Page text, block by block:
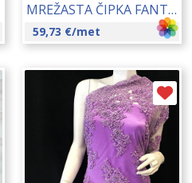
MREŽASTA ČIPKA FANTASIA 33002 115 CM 17103
59,73 €/met